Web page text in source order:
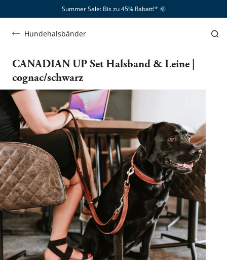
Summer Sale: Bis zu 45% Rabatt!*​ 🌞
Hundehalsbänder
CANADIAN UP Set Halsband & Leine |
cognac/schwarz